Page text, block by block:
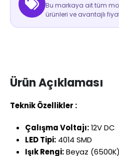
Bu markaya ait tüm
ürünleri ve avantajlı
Ürün Açıklaması
Teknik Özellikler :
Çalışma Voltajı:12V DC
LED Tipi:4014 SMD
Işık Rengi:Beyaz (6500K)